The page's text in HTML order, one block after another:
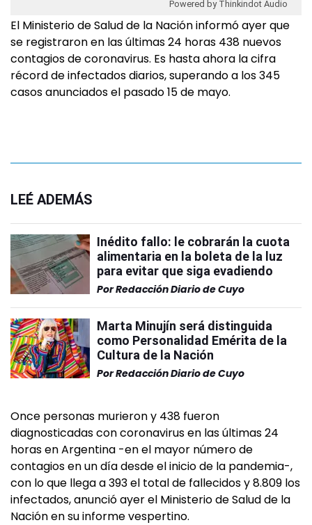
Powered by Thinkindot Audio
El Ministerio de Salud de la Nación informó ayer que
se registraron en las últimas 24 horas 438 nuevos
contagios de coronavirus. Es hasta ahora la cifra
récord de infectados diarios, superando a los 345
casos anunciados el pasado 15 de mayo.
LEÉ ADEMÁS
Inédito fallo: le cobrarán la cuota
alimentaria en la boleta de la luz
para evitar que siga evadiendo
PorRedacción Diario de Cuyo
Marta Minujín será distinguida
como Personalidad Emérita de la
Cultura de la Nación
PorRedacción Diario de Cuyo
Once personas murieron y 438 fueron
diagnosticadas con coronavirus en las últimas 24
horas en Argentina -en el mayor número de
contagios en un día desde el inicio de la pandemia-,
con lo que llega a 393 el total de fallecidos y 8.809 los
infectados, anunció ayer el Ministerio de Salud de la
Nación en su informe vespertino.